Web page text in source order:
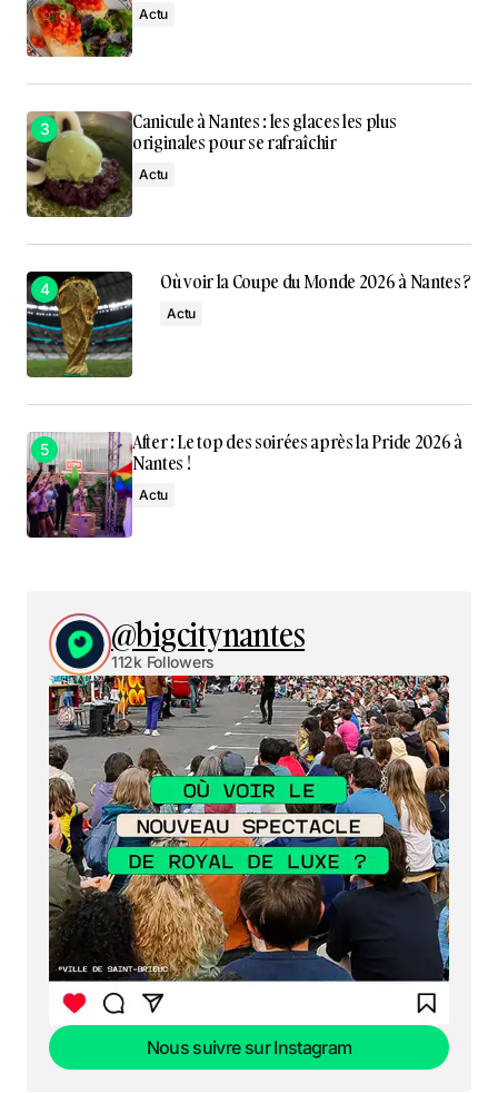
Actu
Canicule à Nantes : les glaces les plus
originales pour se rafraîchir
Actu
Où voir la Coupe du Monde 2026 à Nantes ?
Actu
After : Le top des soirées après la Pride 2026 à
Nantes !
Actu
@bigcitynantes
112k Followers
Nous suivre sur Instagram